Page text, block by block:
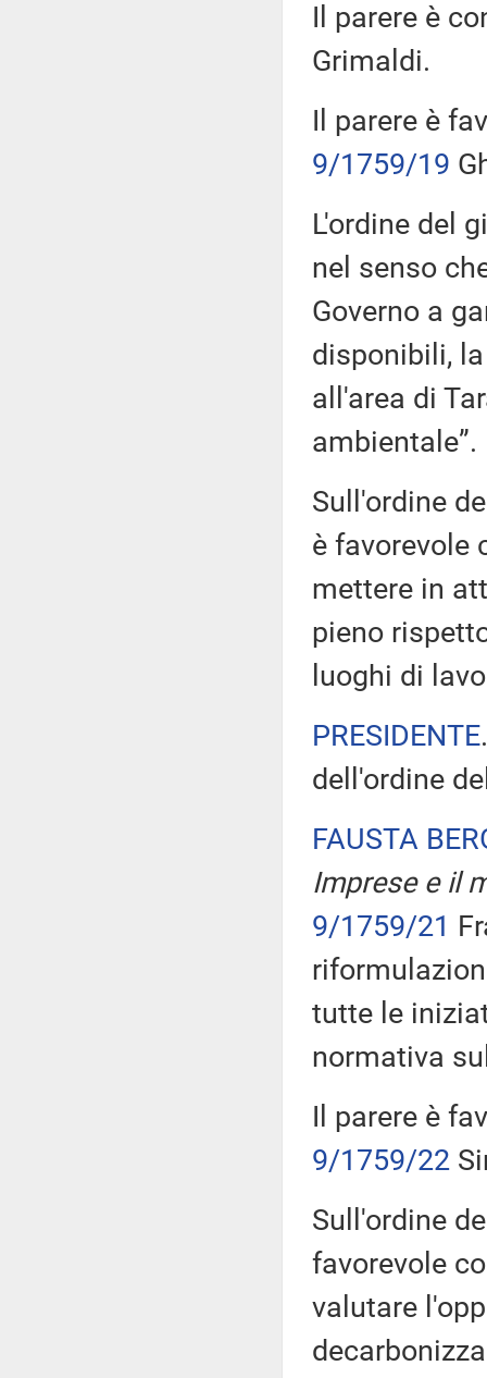
Il parere è
Grimaldi.
Il parere è
9/1759/19
L'ordine del
nel senso
Governo a
disponibili,
all'area di
ambientale”.
Sull'ordine
è favorevole
mettere in
pieno
luoghi di
PRESIDENTE
dell'ordine
FAUSTA
Imprese e il
9/1759/21
tutte le
normativa
Il parere è
9/1759/22
Sull'ordine
favorevole
valutare